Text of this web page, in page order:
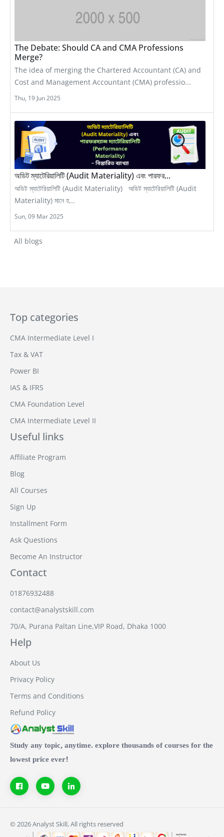
The Debate: Should CA and CMA Professions
Merge?
The idea of merging the Chartered Accountant (CA) and
Cost and Management Accountant (CMA) professio...
Thu, 19 Jun 2025
অডিট ম্যাটেরিয়ালিটি (Audit Materiality) এবং পারফর...
অডিট ম্যাটেরিয়ালিটি (Audit Materiality) অডিট ম্যাটেরিয়ালিটি (Audit
Materiality) মানে হ...
Sun, 09 Mar 2025
All blogs
Top categories
CMA Intermediate Level I
Tax & VAT
Power BI
IAS & IFRS
CMA Foundation Level
CMA Intermediate Level II
Useful links
Affiliate Program
Blog
All Courses
Sign Up
Installment Form
Ask Questions
Become An Instructor
Contact
01876932488
contact@analystskill.com
70/A, Purana Paltan Line,VIP Road, Dhaka 1000
Help
About Us
Privacy Policy
Terms and Conditions
Refund Policy
Study any topic, anytime. explore thousands of courses for the
lowest price ever!
© 2026 Analyst Skill, All rights reserved